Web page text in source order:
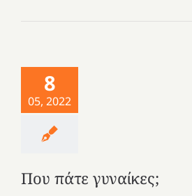
8
05, 2022
Που πάτε γυναίκες;